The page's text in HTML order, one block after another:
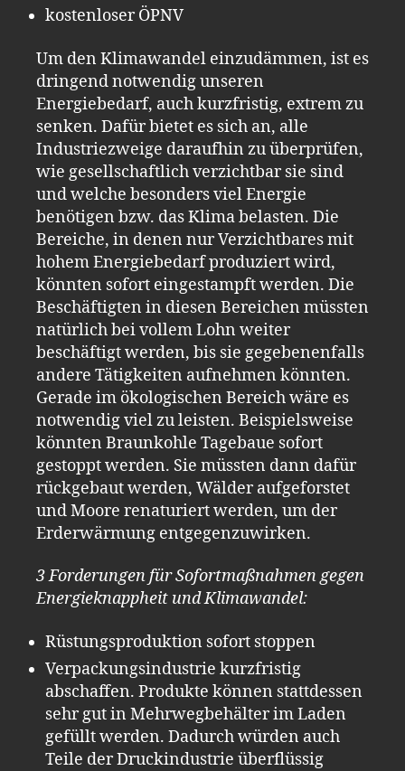
kostenloser ÖPNV
Um den Klimawandel einzudämmen, ist es
dringend notwendig unseren
Energiebedarf, auch kurzfristig, extrem zu
senken. Dafür bietet es sich an, alle
Industriezweige daraufhin zu überprüfen,
wie gesellschaftlich verzichtbar sie sind
und welche besonders viel Energie
benötigen bzw. das Klima belasten. Die
Bereiche, in denen nur Verzichtbares mit
hohem Energiebedarf produziert wird,
könnten sofort eingestampft werden. Die
Beschäftigten in diesen Bereichen müssten
natürlich bei vollem Lohn weiter
beschäftigt werden, bis sie gegebenenfalls
andere Tätigkeiten aufnehmen könnten.
Gerade im ökologischen Bereich wäre es
notwendig viel zu leisten. Beispielsweise
könnten Braunkohle Tagebaue sofort
gestoppt werden. Sie müssten dann dafür
rückgebaut werden, Wälder aufgeforstet
und Moore renaturiert werden, um der
Erderwärmung entgegenzuwirken.
3 Forderungen für Sofortmaßnahmen gegen
Energieknappheit und Klimawandel:
Rüstungsproduktion sofort stoppen
Verpackungsindustrie kurzfristig
abschaffen. Produkte können stattdessen
sehr gut in Mehrwegbehälter im Laden
gefüllt werden. Dadurch würden auch
Teile der Druckindustrie überflüssig